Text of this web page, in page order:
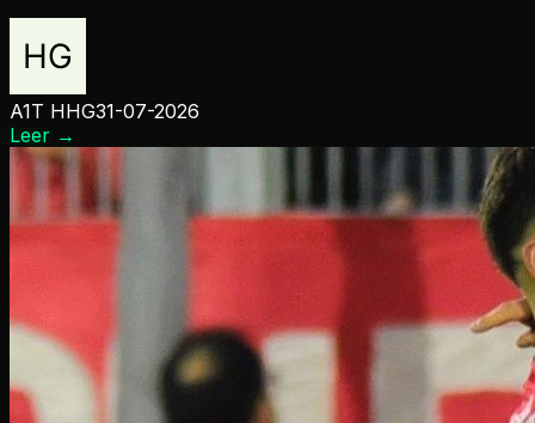
A1T HHG31-07-2026
Leer →